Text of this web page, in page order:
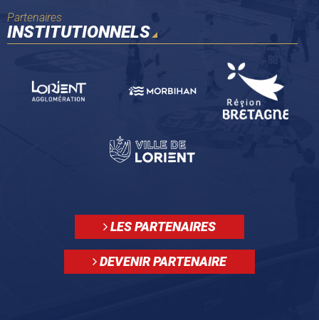
Partenaires
INSTITUTIONNELS
LES PARTENAIRES
DEVENIR PARTENAIRE